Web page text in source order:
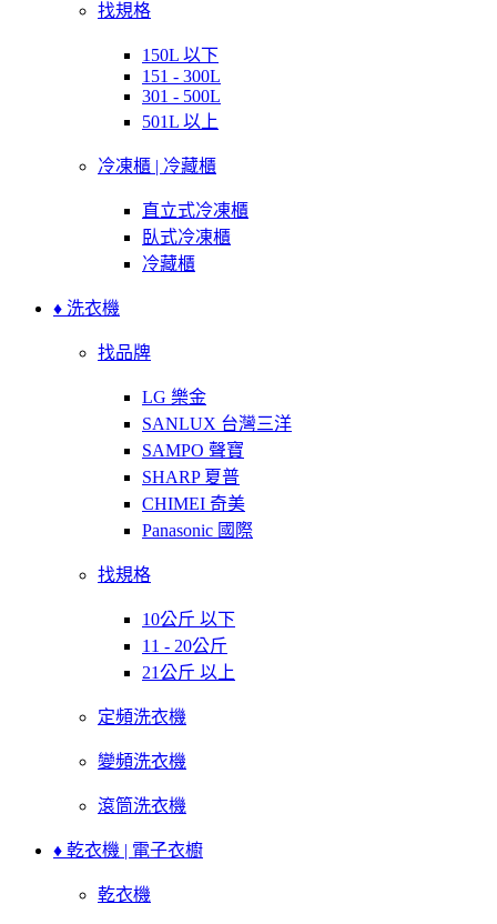
找規格
150L 以下
151 - 300L
301 - 500L
501L 以上
冷凍櫃 | 冷藏櫃
直立式冷凍櫃
臥式冷凍櫃
冷藏櫃
♦ 洗衣機
找品牌
LG 樂金
SANLUX 台灣三洋
SAMPO 聲寶
SHARP 夏普
CHIMEI 奇美
Panasonic 國際
找規格
10公斤 以下
11 - 20公斤
21公斤 以上
定頻洗衣機
變頻洗衣機
滾筒洗衣機
♦ 乾衣機 | 電子衣櫥
乾衣機